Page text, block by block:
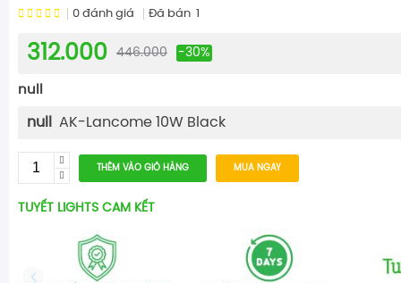
0 đánh giá Đã bán 1
312.000 446.000 -30%
null
null AK-Lancome 10W Black
THÊM VÀO GIỎ HÀNG MUA NGAY
TUYẾT LIGHTS CAM KẾT